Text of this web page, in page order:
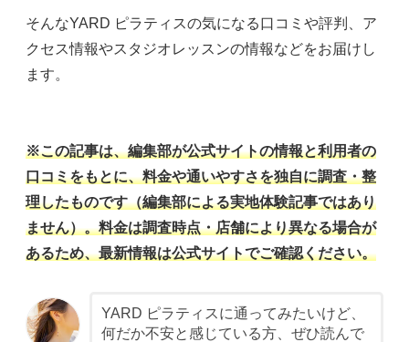
そんなYARD ピラティスの気になる口コミや評判、ア
クセス情報やスタジオレッスンの情報などをお届けし
ます。
※この記事は、編集部が公式サイトの情報と利用者の
口コミをもとに、料金や通いやすさを独自に調査・整
理したものです（編集部による実地体験記事ではあり
ません）。料金は調査時点・店舗により異なる場合が
あるため、最新情報は公式サイトでご確認ください。
YARD ピラティスに通ってみたいけど、
何だか不安と感じている方、ぜひ読んで